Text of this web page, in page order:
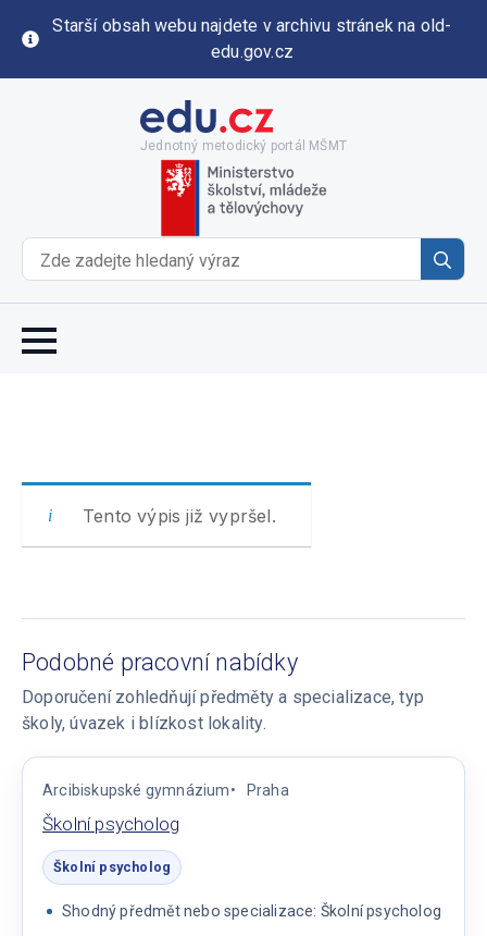
Starší obsah webu najdete v archivu stránek na old-
edu.gov.cz
Jednotný metodický portál MŠMT
for:
Tento výpis již vypršel.
Podobné pracovní nabídky
Doporučení zohledňují předměty a specializace, typ
školy, úvazek i blízkost lokality.
Arcibiskupské gymnázium Praha
Školní psycholog
Školní psycholog
Shodný předmět nebo specializace: Školní psycholog